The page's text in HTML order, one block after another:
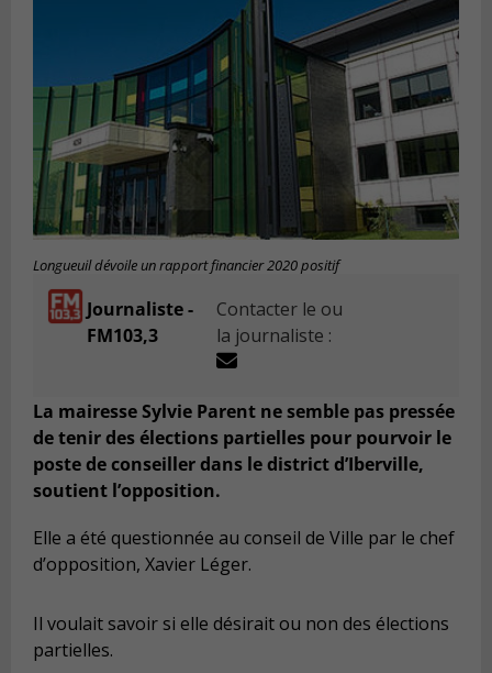
Longueuil dévoile un rapport financier 2020 positif
Journaliste -
FM103,3
Contacter le ou
la journaliste :
La mairesse Sylvie Parent ne semble pas pressée
de tenir des élections partielles pour pourvoir le
poste de conseiller dans le district d’Iberville,
soutient l’opposition.
Elle a été questionnée au conseil de Ville par le chef
d’opposition, Xavier Léger.
Il voulait savoir si elle désirait ou non des élections
partielles.